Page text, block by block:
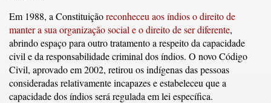
Em 1988, a Constituiçãoreconheceu aos índios o direito de
manter a sua organização social e o direito de ser diferente,
abrindo espaço para outro tratamento a respeito da capacidade
civil e da responsabilidade criminal dos índios. O novo Código
Civil, aprovado em 2002, retirou os indígenas das pessoas
consideradas relativamente incapazes e estabeleceu que a
capacidade dos índios será regulada em lei específica.